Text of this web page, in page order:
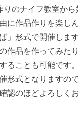
りのナイフ教室か
に作品作りを楽し
」形式で開催しま
作品を作ってみた
ることも可能です
形式となりますの
認のほどよろしく